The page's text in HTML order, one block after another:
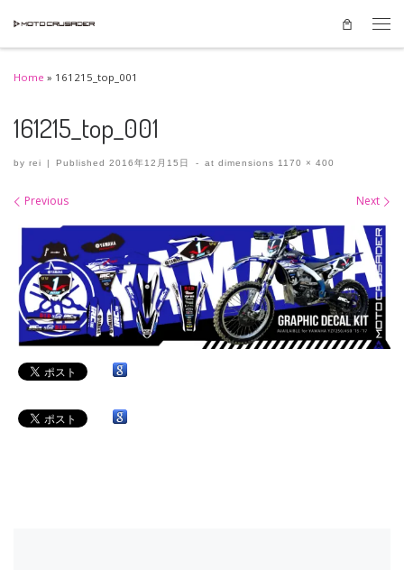
Skip to content
Home » 161215_top_001
161215_top_001
by rei | Published2016年12月15日 - at dimensions 1170 × 400
Images navigation
Previous Next